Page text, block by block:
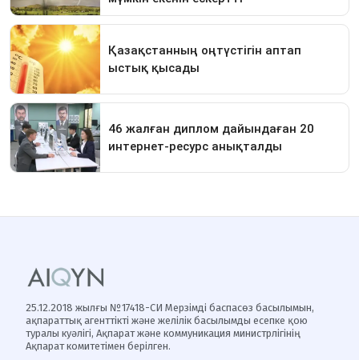
25.12.2018 жылғы №17418-СИ Мерзімді баспасөз басылымын,
ақпараттық агенттікті және желілік басылымды есепке қою
туралы куәлігі, Ақпарат және коммуникация министрлігінің
Ақпарат комитетімен берілген.